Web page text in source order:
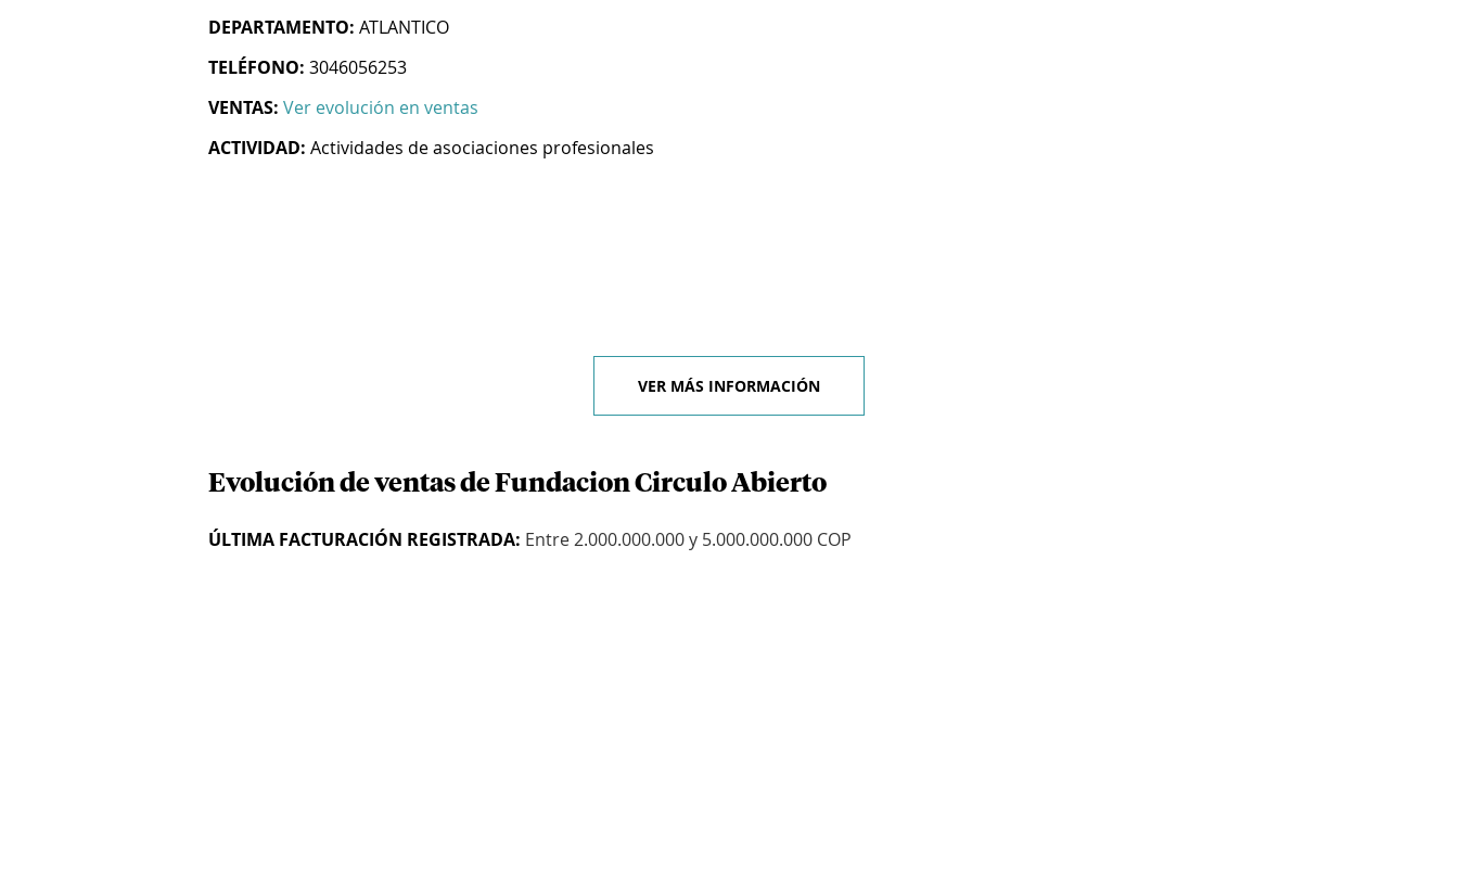
DEPARTAMENTO: ATLANTICO
TELÉFONO: 3046056253
VENTAS: Ver evolución en ventas
ACTIVIDAD: Actividades de asociaciones profesionales
VER MÁS INFORMACIÓN
Evolución de ventas de Fundacion Circulo Abierto
ÚLTIMA FACTURACIÓN REGISTRADA: Entre 2.000.000.000 y 5.000.000.000 COP